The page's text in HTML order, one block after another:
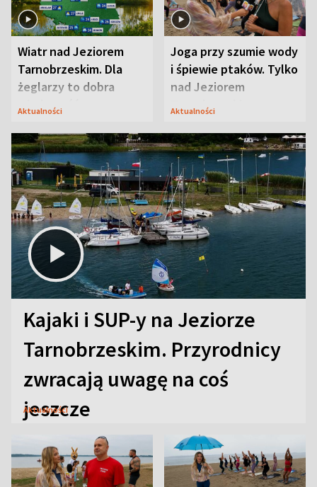
Wiatr nad Jeziorem
Tarnobrzeskim. Dla
żeglarzy to dobra
wiadomość
Aktualności
Joga przy szumie wody
i śpiewie ptaków. Tylko
nad Jeziorem
Tarnobrzeskim
Aktualności
Kajaki i SUP-y na Jeziorze
Tarnobrzeskim. Przyrodnicy
zwracają uwagę na coś
jeszcze
Aktualności